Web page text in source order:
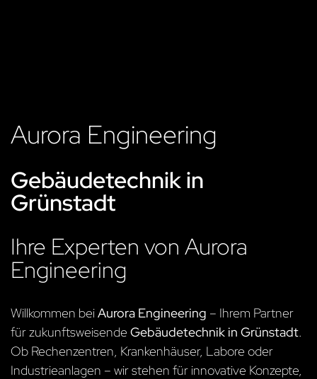
Aurora Engineering
Gebäudetechnik in
Grünstadt
Ihre Experten von Aurora
Engineering
Willkommen beiAurora Engineering – Ihrem Partner
für zukunftsweisendeGebäudetechnik in Grünstadt.
Ob Rechenzentren, Krankenhäuser, Labore oder
Industrieanlagen – wir stehen für innovative Konzepte,